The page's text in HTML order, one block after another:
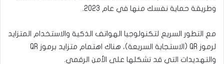
وطريقة حماية نفسك منها في عام 2023.
مع التطور السريع لتكنولوجيا الهواتف الذكية والاستخدام المتزايد
لرموز QR (الاستجابة السريعة)، هناك اهتمام متزايد برموز QR
والتهديدات التي قد تشكلها على الأمن الرقمي.